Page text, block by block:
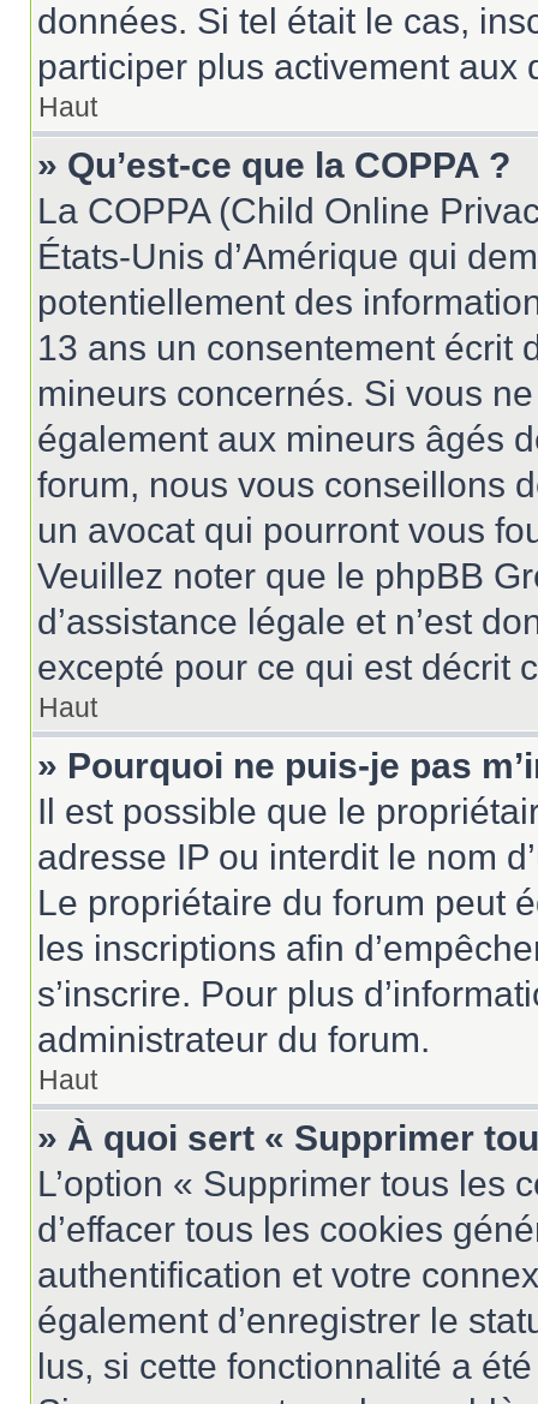
données. Si tel était le cas,
participer plus activement aux
Haut
» Qu’est-ce que la COPPA ?
La COPPA (Child Online
États-Unis d’Amérique qui
potentiellement des
13 ans un consentement écrit
mineurs concernés. Si vous
également aux mineurs âgés
forum, nous vous conseillons
un avocat qui pourront vous
Veuillez noter que le phpBB
d’assistance légale et n’est
excepté pour ce qui est décrit
Haut
» Pourquoi ne puis-je pas
Il est possible que le
adresse IP ou interdit le nom
Le propriétaire du forum peut
les inscriptions afin
s’inscrire. Pour plus
administrateur du forum.
Haut
» À quoi sert « Supprimer
L’option « Supprimer tous les
d’effacer tous les cookies
authentification et votre
également d’enregistrer le
lus, si cette fonctionnalité a